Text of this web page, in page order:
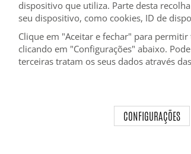
dispositivo que utiliza. Parte desta
seu dispositivo, como cookies, ID de
Clique em "Aceitar e fechar" para
clicando em "Configurações" abaixo.
terceiras tratam os seus dados através
CONFIGURAÇÕES